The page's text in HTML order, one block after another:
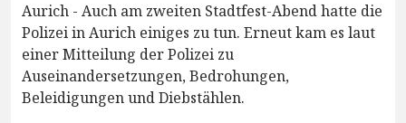
Aurich - Auch am zweiten Stadtfest-Abend hatte die
Polizei in Aurich einiges zu tun. Erneut kam es laut
einer Mitteilung der Polizei zu
Auseinandersetzungen, Bedrohungen,
Beleidigungen und Diebstählen.